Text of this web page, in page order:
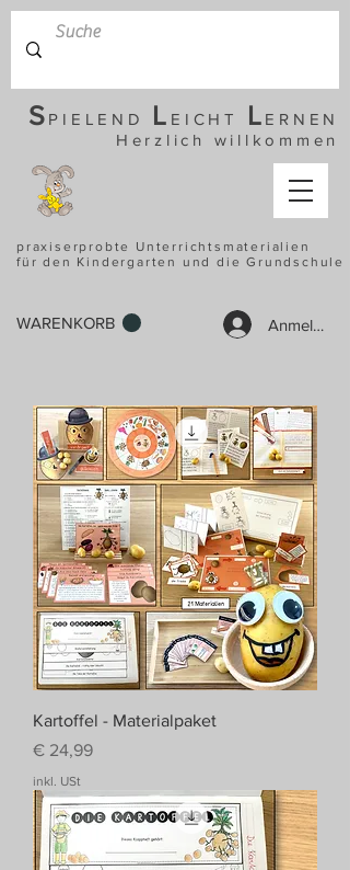
S PIELEND L EICHT L ERNEN
Herzlich willkommen
praxiserprobte Unterrichtsmaterialien
für den Kindergarten und die Grundschule
WARENKORB Anmelden
Kartoffel - Materialpaket
Preis
€ 24,99
inkl. USt